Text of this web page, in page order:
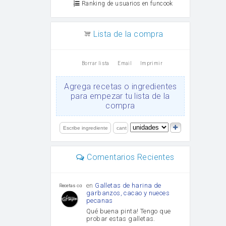
Ranking de usuarios en funcook
Lista de la compra
Borrar lista Email Imprimir
Agrega recetas o ingredientes
para empezar tu lista de la
compra
Comentarios Recientes
Recetas con sazon
en Galletas de harina de
garbanzos, cacao y nueces
pecanas
Qué buena pinta! Tengo que
probar estas galletas.